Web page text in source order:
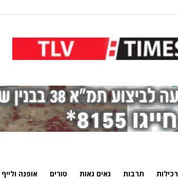
רכילות תרבות גאים גאות טורים אופנה